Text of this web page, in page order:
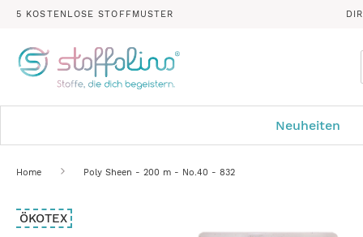
5 KOSTENLOSE STOFFMUSTER
Neuheiten
Home Poly Sheen - 200 m - No.40 - 832
Zum
Ende
ÖKOTEX